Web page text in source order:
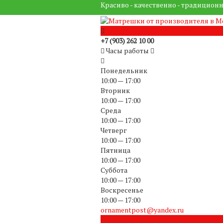
Красиво - качественно -
+7 (903) 262 10 00
Часы работы
Понедельник
10:00 — 17:00
Вторник
10:00 — 17:00
Среда
10:00 — 17:00
Четверг
10:00 — 17:00
Пятница
10:00 — 17:00
Суббота
10:00 — 17:00
Воскресенье
10:00 — 17:00
ornamentpost@yandex.ru